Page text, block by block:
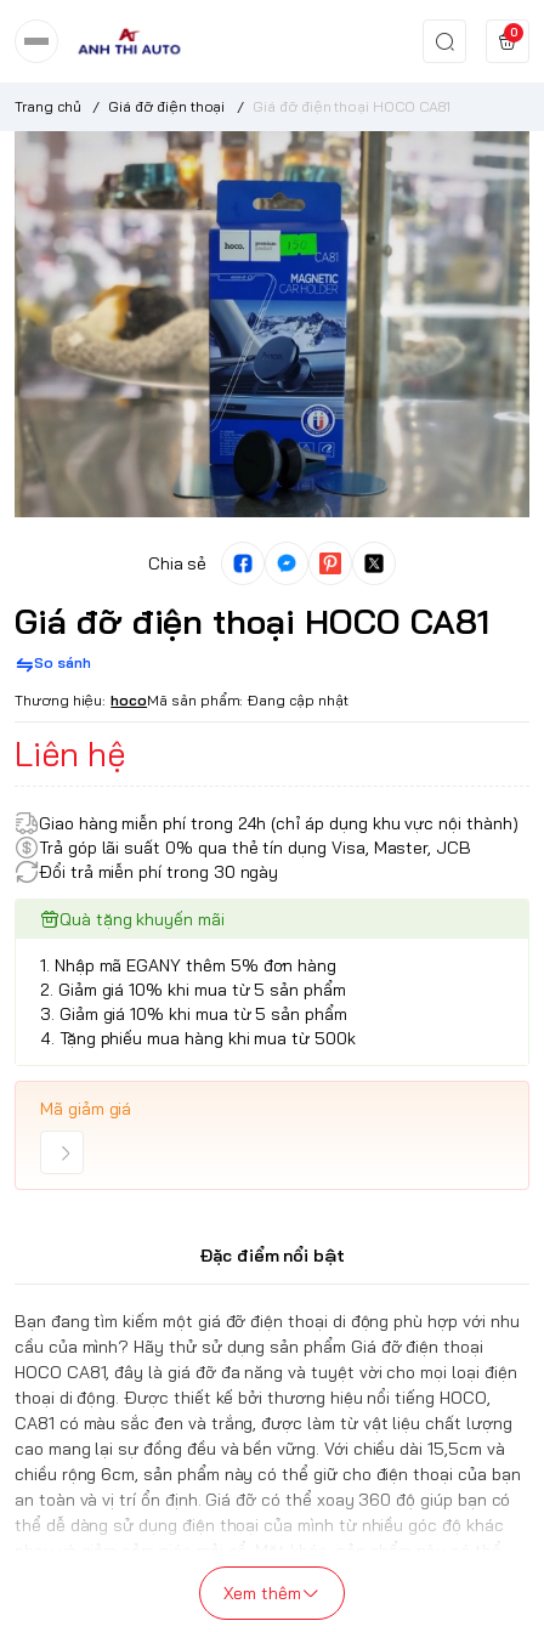
0
Trang chủ / Giá đỡ điện thoại / Giá đỡ điện thoại HOCO CA81
Chia sẻ
Giá đỡ điện thoại HOCO CA81
So sánh
Thương hiệu: hocoMã sản phẩm: Đang cập nhật
Liên hệ
Giao hàng miễn phí trong 24h (chỉ áp dụng khu vực nội thành)
Trả góp lãi suất 0% qua thẻ tín dụng Visa, Master, JCB
Đổi trả miễn phí trong 30 ngày
Quà tặng khuyến mãi
1. Nhập mã EGANY thêm 5% đơn hàng
2. Giảm giá 10% khi mua từ 5 sản phẩm
3. Giảm giá 10% khi mua từ 5 sản phẩm
4. Tặng phiếu mua hàng khi mua từ 500k
Mã giảm giá
Đặc điểm nổi bật
Bạn đang tìm kiếm một giá đỡ điện thoại di động phù hợp với nhu
cầu của mình? Hãy thử sử dụng sản phẩm Giá đỡ điện thoại
HOCO CA81, đây là giá đỡ đa năng và tuyệt vời cho mọi loại điện
thoại di động. Được thiết kế bởi thương hiệu nổi tiếng HOCO,
CA81 có màu sắc đen và trắng, được làm từ vật liệu chất lượng
cao mang lại sự đồng đều và bền vững. Với chiều dài 15,5cm và
chiều rộng 6cm, sản phẩm này có thể giữ cho điện thoại của bạn
an toàn và vị trí ổn định. Giá đỡ có thể xoay 360 độ giúp bạn có
thể dễ dàng sử dụng điện thoại của mình từ nhiều góc độ khác
được lắp đặt dễ dàng chỉ bằng cách gắn vào tay cầm xe đạp, xe
máy hoặc bất kỳ nơi nào bạn muốn. Điều này giúp bạn dễ dàng
truy cập vào điện thoại của mình Ngay cả khi bạn đang di chuyển.
Xem thêm